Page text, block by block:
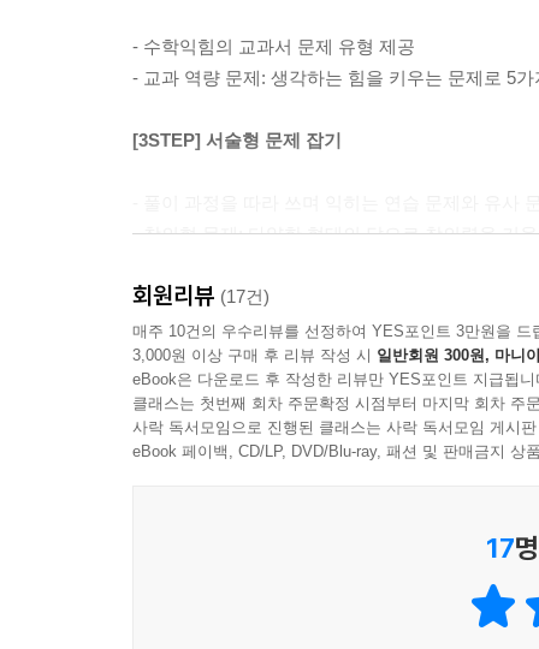
- 수학익힘의 교과서 문제 유형 제공
- 교과 역량 문제: 생각하는 힘을 키우는 문제로 5
[3STEP] 서술형 문제 잡기
- 창의형 문제: 다양한 형태의 답으로 창의력을 키
단원 마무리 및 전단원 총정리 제공
- 마무리 문제로 단원별 실력 확인 가능
회원리뷰 (17건)
매주 10건의 우수리뷰를 선정하여 YES포인트 3만원을 드
3,000원 이상 구매 후 리뷰 작성 시 일반회원 300원, 마니
eBook은 다운로드 후 작성한 리뷰만 YES포인트 지급됩니
클래스는 첫번째 회차 주문확정 시점부터 마지막 회차 주
사락 독서모임으로 진행된 클래스는 사락 독서모임 게시
eBook 페이백, CD/LP, DVD/Blu-ray, 패션 및 판매금지 상
17